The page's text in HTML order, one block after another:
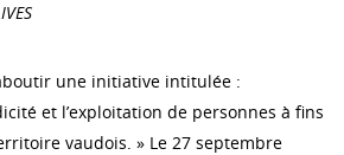
une initiative intitulée :
et l’exploitation de personnes à fins
vaudois. » Le 27 septembre